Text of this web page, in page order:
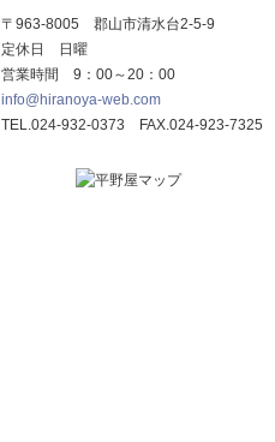
〒963-8005 郡山市清水台2-5-9
定休日 日曜
営業時間 9：00～20：00
info@hiranoya-web.com
TEL.024-932-0373 FAX.024-923-7325